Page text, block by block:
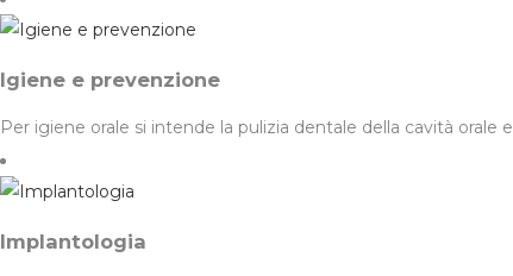
Igiene e prevenzione
Per igiene orale si intende la pulizia dentale della cavità
Implantologia